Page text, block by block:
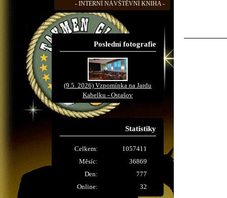
- INTERNÍ NÁVŠTĚVNÍ KNIHA -
Poslední fotografie
(9.5. 2026) Vzpomínka na Jardu
Kabelku - Ostašov
Statistiky
Online: 32
Celkem:
1057411
Měsíc:
36869
Den:
777